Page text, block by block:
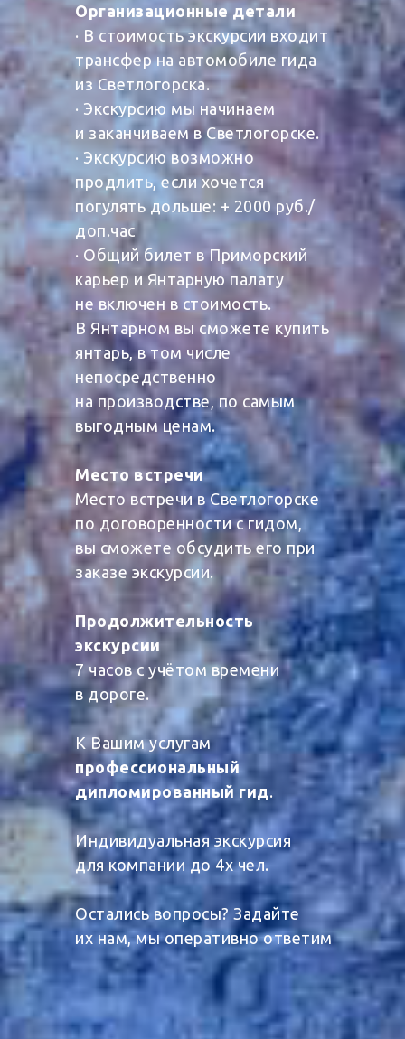
Организационные детали
· В стоимость экскурсии входит
трансфер на автомобиле гида
из Светлогорска.
· Экскурсию мы начинаем
и заканчиваем в Светлогорске.
· Экскурсию возможно
продлить, если хочется
погулять дольше: + 2000 руб./
доп.час
· Общий билет в Приморский
карьер и Янтарную палату
не включен в стоимость.
В Янтарном вы сможете купить
янтарь, в том числе
непосредственно
на производстве, по самым
выгодным ценам.
Место встречи
Место встречи в Светлогорске
по договоренности с гидом,
вы сможете обсудить его при
заказе экскурсии.
Продолжительность
экскурсии
7 часов с учётом времени
в дороге.
К Вашим услугам
профессиональный
дипломированный гид.
Индивидуальная экскурсия
для компании до 4х чел.
Остались вопросы? Задайте
их нам, мы оперативно ответим